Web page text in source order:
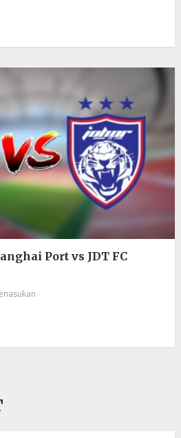
Port vs JDT FC